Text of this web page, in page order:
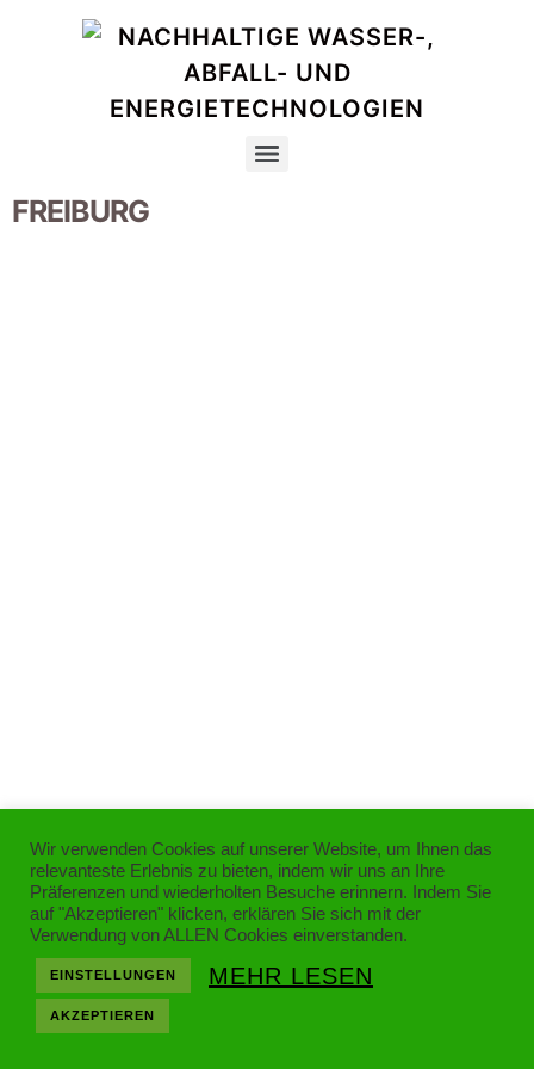
FREIBURG
Wir verwenden Cookies auf unserer Website, um Ihnen das
relevanteste Erlebnis zu bieten, indem wir uns an Ihre
Präferenzen und wiederholten Besuche erinnern. Indem Sie
auf "Akzeptieren" klicken, erklären Sie sich mit der
Verwendung von ALLEN Cookies einverstanden.
EINSTELLUNGEN MEHR LESEN
AKZEPTIEREN